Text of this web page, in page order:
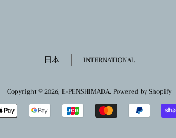
日本 INTERNATIONAL
Copyright © 2026, E-PENSHIMADA. Powered by Shopify